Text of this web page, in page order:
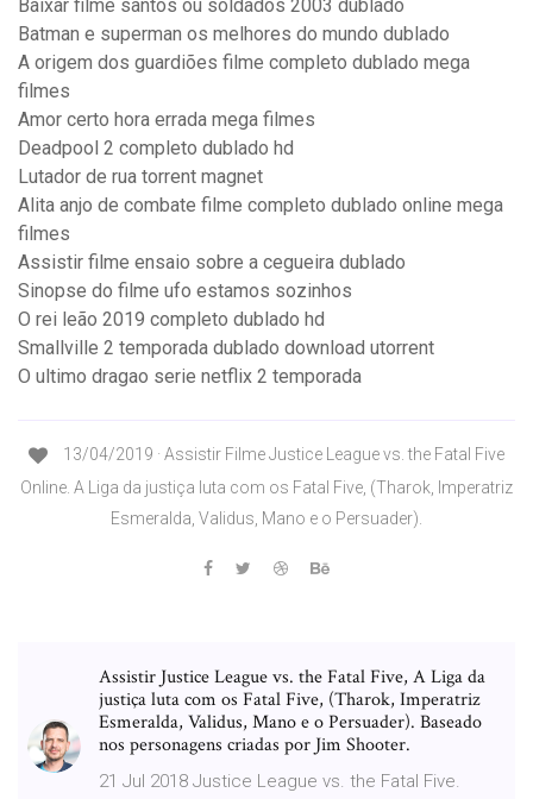
Baixar filme santos ou soldados 2003 dublado
Batman e superman os melhores do mundo dublado
A origem dos guardiões filme completo dublado mega
filmes
Amor certo hora errada mega filmes
Deadpool 2 completo dublado hd
Lutador de rua torrent magnet
Alita anjo de combate filme completo dublado online mega
filmes
Assistir filme ensaio sobre a cegueira dublado
Sinopse do filme ufo estamos sozinhos
O rei leão 2019 completo dublado hd
Smallville 2 temporada dublado download utorrent
O ultimo dragao serie netflix 2 temporada
13/04/2019 · Assistir Filme Justice League vs. the Fatal Five
Online. A Liga da justiça luta com os Fatal Five, (Tharok, Imperatriz
Esmeralda, Validus, Mano e o Persuader).
Assistir Justice League vs. the Fatal Five, A Liga da
justiça luta com os Fatal Five, (Tharok, Imperatriz
Esmeralda, Validus, Mano e o Persuader). Baseado
nos personagens criadas por Jim Shooter.
21 Jul 2018 Justice League vs. the Fatal Five.